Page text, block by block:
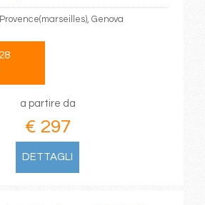
Genova
a partire da
€ 297
DETTAGLI